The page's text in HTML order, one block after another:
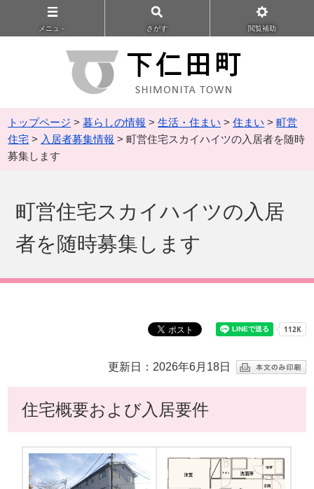
メニュ－ さがす 閲覧補助
トップページ >暮らしの情報 >生活・住まい >住まい >町営
住宅 > 入居者募集情報 > 町営住宅スカイハイツの入居者を随時
募集します
町営住宅スカイハイツの入居
者を随時募集します
更新日：2026年6月18日
住宅概要および入居要件